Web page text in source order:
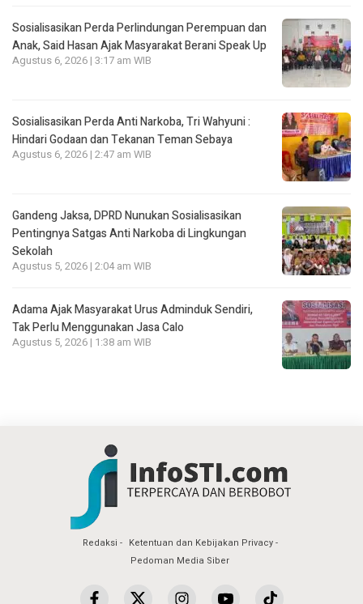
Sosialisasikan Perda Perlindungan Perempuan dan
Anak, Said Hasan Ajak Masyarakat Berani Speak Up
Agustus 6, 2026 | 3:17 am WIB
Sosialisasikan Perda Anti Narkoba, Tri Wahyuni :
Hindari Godaan dan Tekanan Teman Sebaya
Agustus 6, 2026 | 2:47 am WIB
Gandeng Jaksa, DPRD Nunukan Sosialisasikan
Pentingnya Satgas Anti Narkoba di Lingkungan
Sekolah
Agustus 5, 2026 | 2:04 am WIB
Adama Ajak Masyarakat Urus Adminduk Sendiri,
Tak Perlu Menggunakan Jasa Calo
Agustus 5, 2026 | 1:38 am WIB
Redaksi
Ketentuan dan Kebijakan Privacy
Pedoman Media Siber